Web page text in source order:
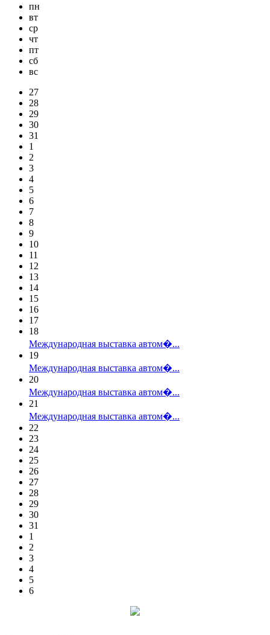
пн
вт
ср
чт
пт
сб
вс
27
28
29
30
31
1
2
3
4
5
6
7
8
9
10
11
12
13
14
15
16
17
18
Международная выставка автом�...
19
Международная выставка автом�...
20
Международная выставка автом�...
21
Международная выставка автом�...
22
23
24
25
26
27
28
29
30
31
1
2
3
4
5
6